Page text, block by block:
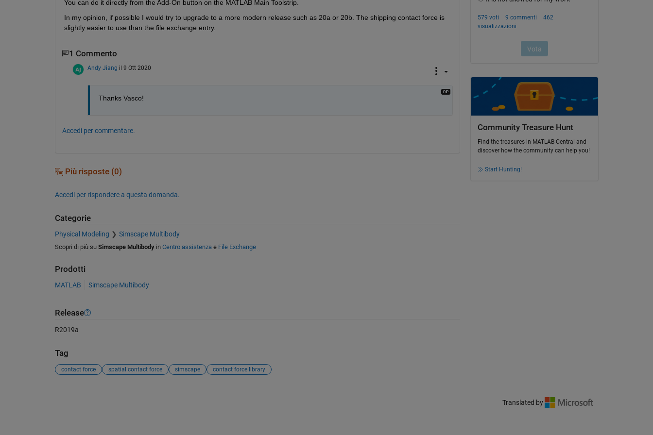
You can do it directly from the Add-On button on the MATLAB Main Toolstrip.
In my opinion, if possible I would try to upgrade to a more modern release such as 20a or 20b. The shipping contact force is
slightly easier to use than the file exchange entry.
1 Commento
Andy Jiang il 9 Ott 2020
Thanks Vasco!
Accedi per commentare.
Più risposte (0)
Accedi per rispondere a questa domanda.
Categorie
Physical Modeling Simscape Multibody
Scopri di più su Simscape Multibodyin Centro assistenza e File Exchange
Prodotti
MATLAB Simscape Multibody
Release
R2019a
Tag
contact force spatial contact force simscape contact force library
Community Treasure Hunt
Find the treasures in MATLAB Central and
discover how the community can help you!
Start Hunting!
Translated by